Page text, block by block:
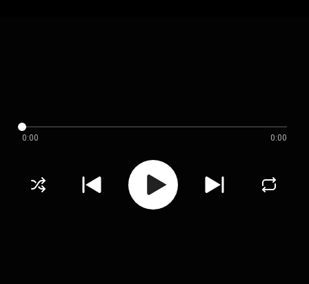
0:00 0:00